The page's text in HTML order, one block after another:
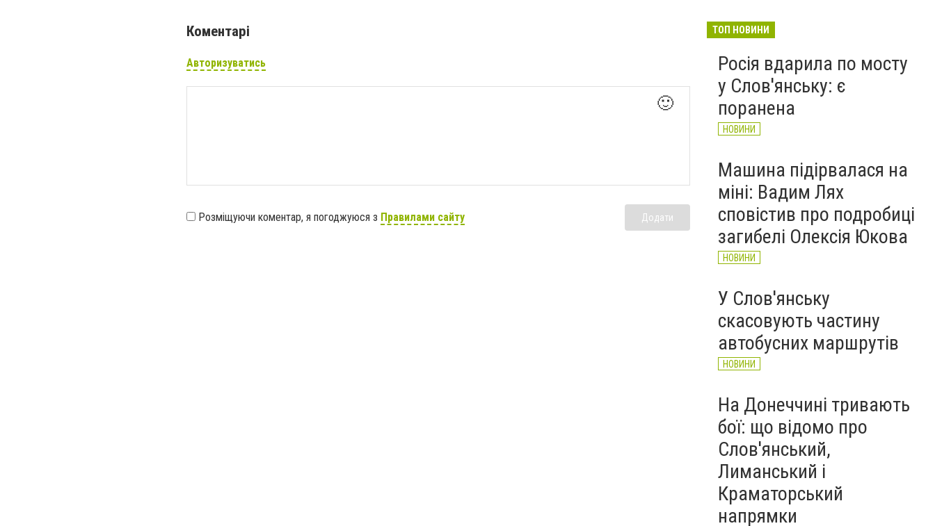
Коментарі
Авторизуватись
🙂
Розміщуючи коментар, я погоджуюся з Правилами сайту Додати
великої війни: 7 серпня
ТОП НОВИНИ
Росія вдарила по мосту
у Слов'янську: є
поранена
НОВИНИ
Машина підірвалася на
міні: Вадим Лях
сповістив про подробиці
загибелі Олексія Юкова
НОВИНИ
У Слов'янську
скасовують частину
автобусних маршрутів
НОВИНИ
На Донеччині тривають
бої: що відомо про
Слов'янський,
Лиманський і
Краматорський
напрямки